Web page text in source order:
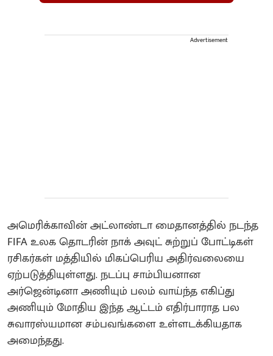
Advertisement
அமெரிக்காவின் அட்லாண்டா மைதானத்தில் நடந்த
FIFA உலக தொடரின் நாக் அவுட் சுற்றுப் போட்டிகள்
ரசிகர்கள் மத்தியில் மிகப்பெரிய அதிர்வலையை
ஏற்படுத்தியுள்ளது. நடப்பு சாம்பியனான
அர்ஜென்டினா அணியும் பலம் வாய்ந்த எகிப்து
அணியும் மோதிய இந்த ஆட்டம் எதிர்பாராத பல
சுவாரஸ்யமான சம்பவங்களை உள்ளடக்கியதாக
அமைந்தது.